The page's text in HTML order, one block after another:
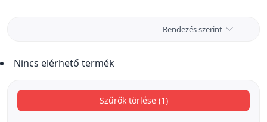
Szűrők törlése (1)
Rendezés szerint
Nincs elérhető termék